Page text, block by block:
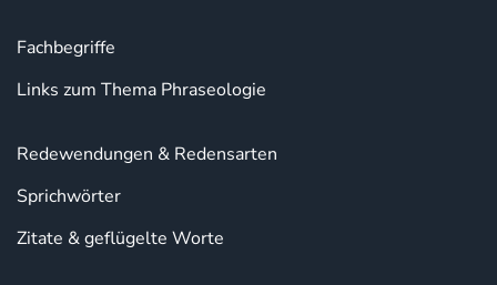
Fachbegriffe
Links zum Thema Phraseologie
Redewendungen & Redensarten
Sprichwörter
Zitate & geflügelte Worte